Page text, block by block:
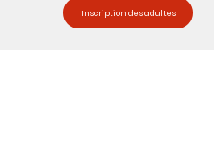
Inscription des adultes